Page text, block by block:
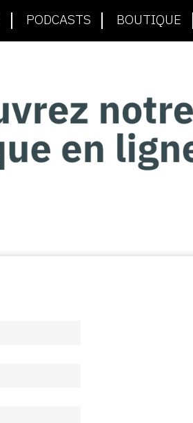
PODCASTS BOUTIQUE